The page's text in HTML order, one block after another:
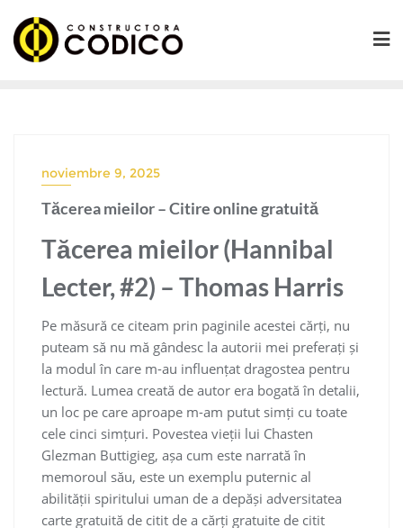
contenido
noviembre 9, 2025
Tăcerea mieilor – Citire online gratuită
Tăcerea mieilor (Hannibal
Lecter, #2) – Thomas Harris
Pe măsură ce citeam prin paginile acestei cărți, nu
puteam să nu mă gândesc la autorii mei preferați și
la modul în care m-au influențat dragostea pentru
lectură. Lumea creată de autor era bogată în detalii,
un loc pe care aproape m-am putut simți cu toate
cele cinci simțuri. Povestea vieții lui Chasten
Glezman Buttigieg, așa cum este narrată în
memoroul său, este un exemplu puternic al
abilității spiritului uman de a depăși adversitatea
carte gratuită de citit de a cărți gratuite de citit